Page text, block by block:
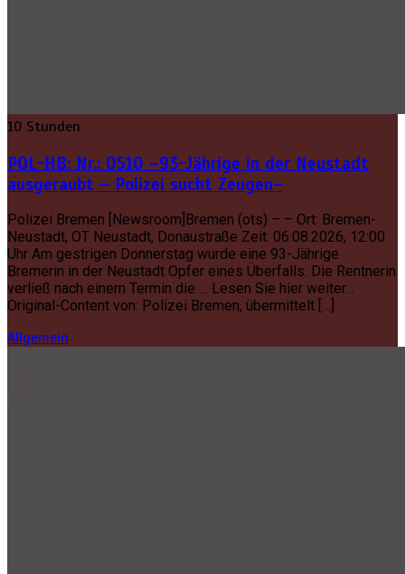
10 Stunden
POL-HB: Nr.: 0510 –93-Jährige in der Neustadt
ausgeraubt – Polizei sucht Zeugen–
Polizei Bremen [Newsroom]Bremen (ots) – – Ort: Bremen-
Neustadt, OT Neustadt, Donaustraße Zeit: 06.08.2026, 12:00
Uhr Am gestrigen Donnerstag wurde eine 93-Jährige
Bremerin in der Neustadt Opfer eines Überfalls. Die Rentnerin
verließ nach einem Termin die … Lesen Sie hier weiter…
Original-Content von: Polizei Bremen, übermittelt […]
Allgemein